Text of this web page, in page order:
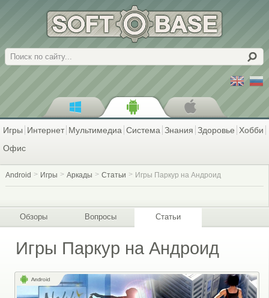
Поиск
Игры Интернет Мультимедиа Система Знания Здоровье Хобби
Офис
Android Игры Аркады Статьи Игры Паркур на Андроид
Обзоры Вопросы Статьи
Игры Паркур на Андроид